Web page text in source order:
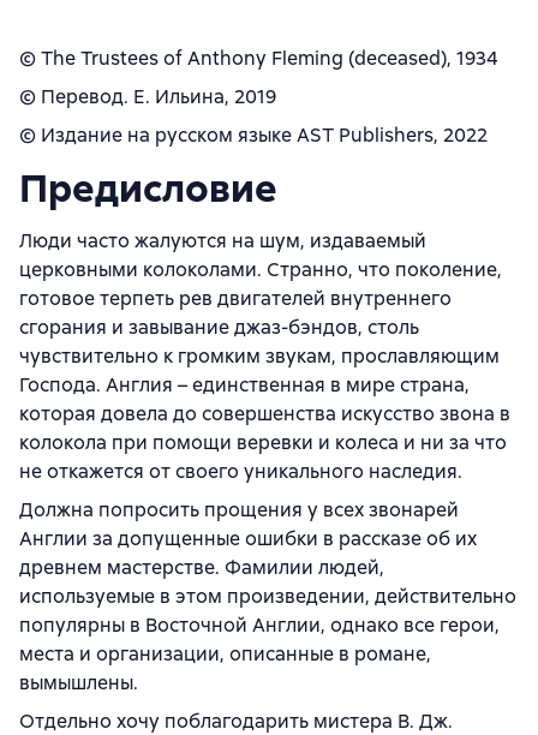
© The Trustees of Anthony Fleming (deceased), 1934
© Перевод. Е. Ильина, 2019
© Издание на русском языке AST Publishers, 2022
Предисловие
Люди часто жалуются на шум, издаваемый
церковными колоколами. Странно, что поколение,
готовое терпеть рев двигателей внутреннего
сгорания и завывание джаз-бэндов, столь
чувствительно к громким звукам, прославляющим
Господа. Англия – единственная в мире страна,
которая довела до совершенства искусство звона в
колокола при помощи веревки и колеса и ни за что
не откажется от своего уникального наследия.
Должна попросить прощения у всех звонарей
Англии за допущенные ошибки в рассказе об их
древнем мастерстве. Фамилии людей,
используемые в этом произведении, действительно
популярны в Восточной Англии, однако все герои,
места и организации, описанные в романе,
вымышлены.
Отдельно хочу поблагодарить мистера В. Дж.